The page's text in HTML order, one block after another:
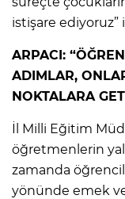
istişare ediyoruz”
ARPACI:
ADIMLAR,
NOKTALARA
İl Milli Eğitim
öğretmenlerin
zamanda
yönünde emek